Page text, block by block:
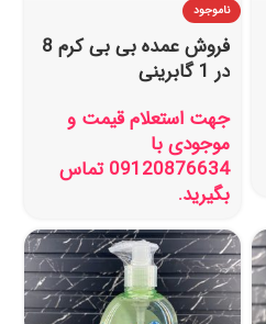
ناموجود
فروش عمده بی بی کرم 8
در 1 گابرینی
جهت استعلام قیمت و
موجودی با
09120876634 تماس
بگیرید.